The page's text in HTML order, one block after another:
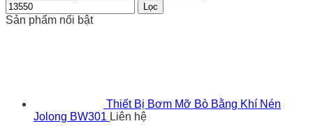
Lọc
Sản phẩm nổi bật
Thiết Bị Bơm Mỡ Bò Bằng Khí Nén
Jolong BW301 Liên hệ